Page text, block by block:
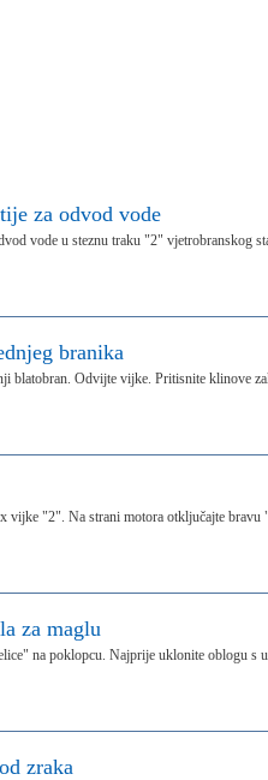
za odvod vode
vode u steznu traku "2" vjetrobranskog
branika
blatobran. Odvijte vijke. Pritisnite klinove
vijke "2". Na strani motora otključajte bravu
za maglu
na poklopcu. Najprije uklonite oblogu s
zraka